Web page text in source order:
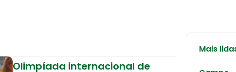
Olimpíada internacional de
Mais